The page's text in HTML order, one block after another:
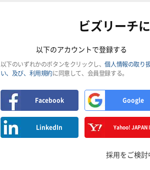
ビズリーチ
以下のアカウントで登録する
以下のいずれかのボタンをクリックし、個人情報の取り
い、及び、利用規約に同意して、会員登録する。
Facebook Google
LinkedIn Yahoo! JAPAN
採用をご検